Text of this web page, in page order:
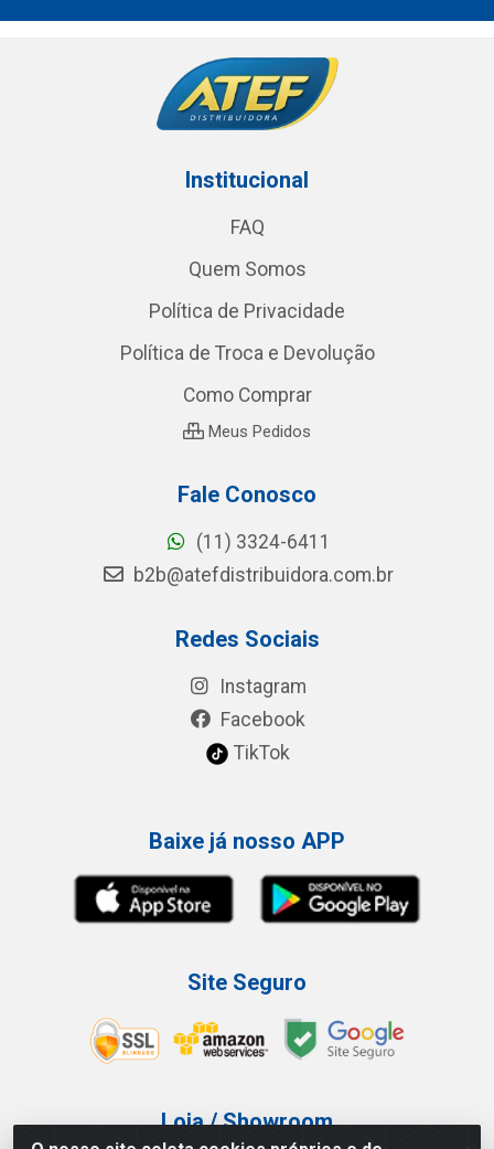
Institucional
FAQ
Quem Somos
Política de Privacidade
Política de Troca e Devolução
Como Comprar
Meus Pedidos
Fale Conosco
(11) 3324-6411
b2b@atefdistribuidora.com.br
Redes Sociais
Instagram
Facebook
TikTok
Baixe já nosso APP
Site Seguro
Loja / Showroom